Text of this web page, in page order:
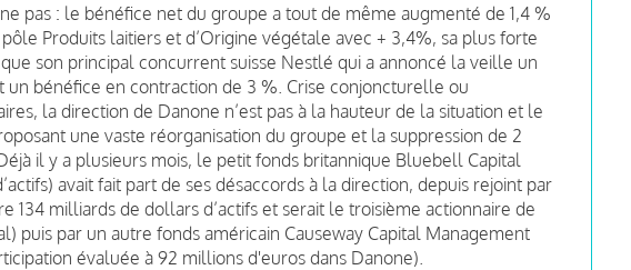
pas : le bénéfice net du groupe a tout de même augmenté de 1,4 %
Produits laitiers et d’Origine végétale avec + 3,4%, sa plus forte
son principal concurrent suisse Nestlé qui a annoncé la veille un
un bénéfice en contraction de 3 %. Crise conjoncturelle ou
la direction de Danone n’est pas à la hauteur de la situation et le
une vaste réorganisation du groupe et la suppression de 2
il y a plusieurs mois, le petit fonds britannique Bluebell Capital
avait fait part de ses désaccords à la direction, depuis rejoint par
re 134 milliards de dollars d’actifs et serait le troisième actionnaire de
puis par un autre fonds américain Causeway Capital Management
évaluée à 92 millions d'euros dans Danone).